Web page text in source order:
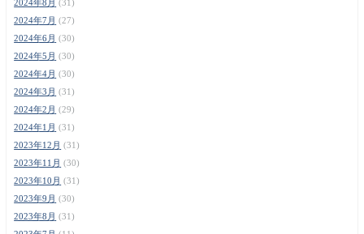
2024年8月 (31)
2024年7月 (27)
2024年6月 (30)
2024年5月 (30)
2024年4月 (30)
2024年3月 (31)
2024年2月 (29)
2024年1月 (31)
2023年12月 (31)
2023年11月 (30)
2023年10月 (31)
2023年9月 (30)
2023年8月 (31)